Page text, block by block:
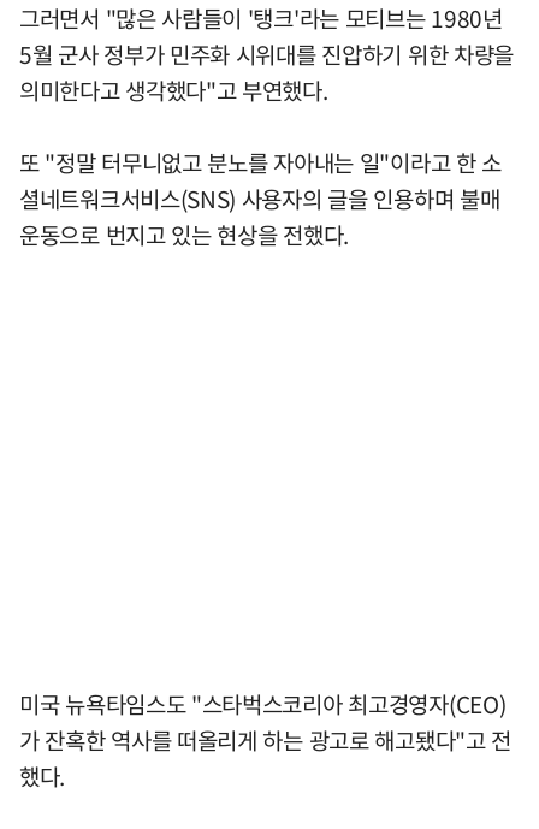
그러면서 "많은 사람들이 '탱크'라는 모티브는 1980년
5월 군사 정부가 민주화 시위대를 진압하기 위한 차량을
의미한다고 생각했다"고 부연했다.
또 "정말 터무니없고 분노를 자아내는 일"이라고 한 소
셜네트워크서비스(SNS) 사용자의 글을 인용하며 불매
운동으로 번지고 있는 현상을 전했다.
미국 뉴욕타임스도 "스타벅스코리아 최고경영자(CEO)
가 잔혹한 역사를 떠올리게 하는 광고로 해고됐다"고 전
했다.